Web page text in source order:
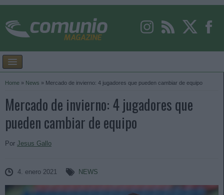
Home » News » Mercado de invierno: 4 jugadores que pueden cambiar de equipo
Mercado de invierno: 4 jugadores que
pueden cambiar de equipo
Por Jesus Gallo
4. enero 2021 NEWS